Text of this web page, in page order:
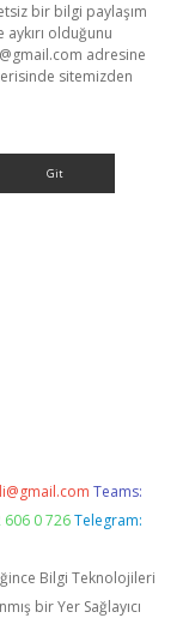
bir bilgi paylaşım
olduğunu
adresine
sitemizden
Teams:
0 726 Telegram:
Bilgi Teknolojileri
bir Yer Sağlayıcı